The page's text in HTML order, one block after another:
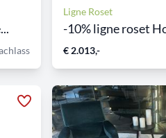
Ligne Roset
-10% ligne roset
€ 2.013,-